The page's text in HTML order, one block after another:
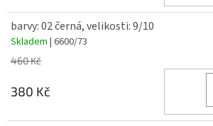
barvy: 02 černá, velikosti: 9/10
Skladem | 6600/73
460 Kč
380 Kč